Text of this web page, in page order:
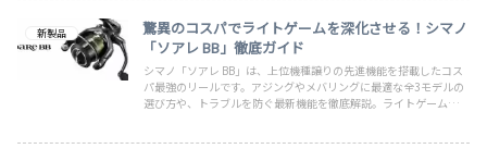
新製品
驚異のコスパでライトゲームを深化させる！シマノ
「ソアレ BB」徹底ガイド
シマノ「ソアレ BB」は、上位機種譲りの先進機能を搭載したコス
パ最強のリールです。アジングやメバリングに最適な全3モデルの
選び方や、トラブルを防ぐ最新機能を徹底解説。ライトゲームを本